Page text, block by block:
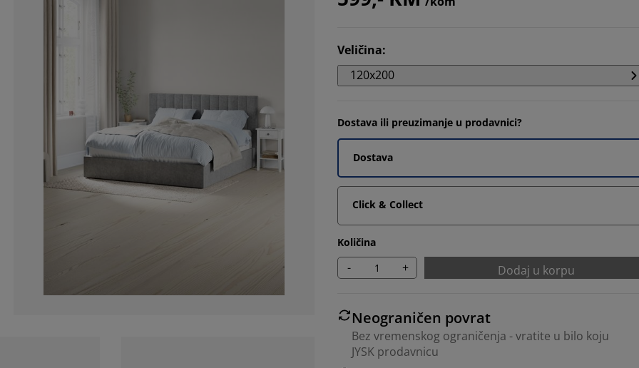
Veličina:
120x200
Dostava ili preuzimanje u prodavnici?
Dostava
Click & Collect
Količina
- + Dodaj u korpu
Neograničen povrat
Bez vremenskog ograničenja - vratite u bilo koju
JYSK prodavnicu
3.669724770642202%
2.7522935779816518%
5.5045871559633035%